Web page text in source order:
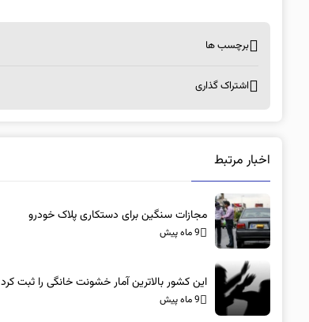
برچسب ها
اشتراک گذاری
اخبار مرتبط
مجازات سنگین برای دستکاری پلاک خودرو
9 ماه پیش
این کشور بالاترین آمار خشونت خانگی را ثبت کرد
9 ماه پیش